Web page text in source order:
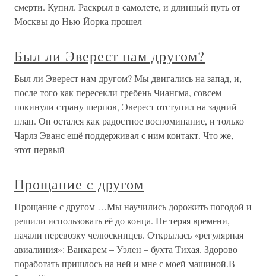
смерти. Купил. Раскрыл в самолете, и длинный путь от
Москвы до Нью-Йорка прошел
Был ли Эверест нам другом?
Был ли Эверест нам другом? Мы двигались на запад, и,
после того как пересекли гребень Чиангма, совсем
покинули страну шерпов, Эверест отступил на задний
план. Он остался как радостное воспоминание, и только
Чарлз Эванс ещё поддерживал с ним контакт. Что же,
этот первый
Прощание с другом
Прощание с другом …Мы научились дорожить погодой и
решили использовать её до конца. Не теряя времени,
начали перевозку челюскинцев. Открылась «регулярная
авиалиния»: Ванкарем – Уэлен – бухта Тихая. Здорово
поработать пришлось на ней и мне с моей машиной.В